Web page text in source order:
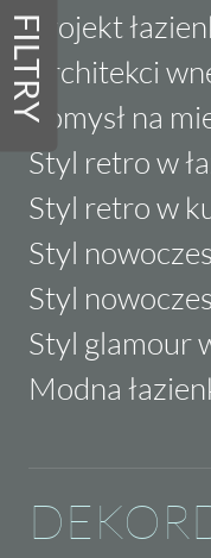
FILTRYProjekt
Architekci
Pomysł na
Styl retro w
Styl retro w
Styl
Styl
Styl glamour
Modna